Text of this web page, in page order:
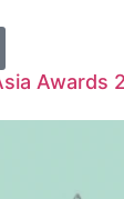
Awards